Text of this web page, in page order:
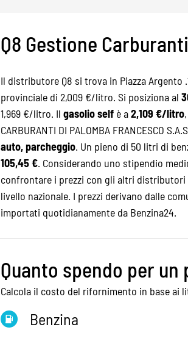
Q8 Gestione
Il distributore Q8 si trova in Piazza Argento
provinciale di 2,009 €/litro. Si posiziona al
1,969 €/litro. Il gasolio self è a2,109 €/litro
CARBURANTI DI PALOMBA FRANCESCO
auto, parcheggio. Un pieno di 50 litri di
105,45 €. Considerando uno stipendio
confrontare i prezzi con gli altri distributori
livello nazionale. I prezzi derivano dalle
importati quotidianamente da Benzina24.
Quanto spendo per un
Calcola il costo del rifornimento in base ai
Benzina